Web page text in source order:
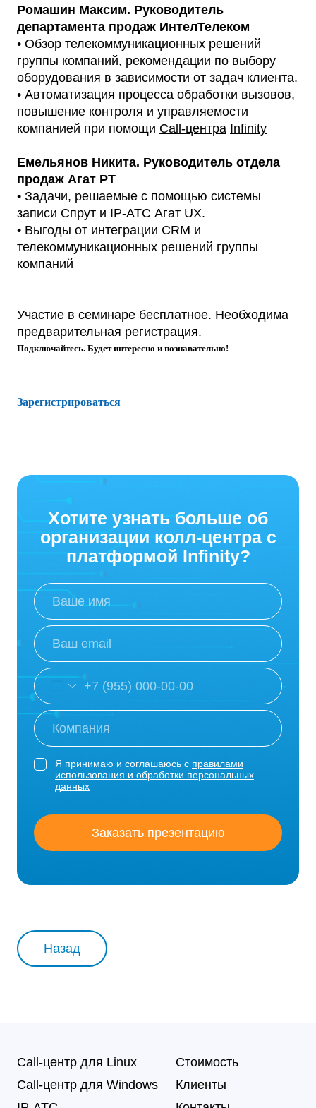
Ромашин Максим. Руководитель
департамента продаж ИнтелТелеком
• Обзор телекоммуникационных решений
группы компаний, рекомендации по выбору
оборудования в зависимости от задач клиента.
• Автоматизация процесса обработки вызовов,
повышение контроля и управляемости
компанией при помощи Call-центра Infinity
Емельянов Никита. Руководитель отдела
продаж Агат РТ
• Задачи, решаемые с помощью системы
записи Спрут и IP-АТС Агат UX.
• Выгоды от интеграции CRM и
телекоммуникационных решений группы
компаний
Участие в семинаре бесплатное. Необходима
предварительная регистрация.
Подключайтесь. Будет интересно и познавательно!
Зарегистрироваться
Хотите узнать больше об
организации колл-центра с
платформой Infinity?
Я принимаю и соглашаюсь с правилами
использования и обработки персональных
данных
Заказать презентацию
Назад
Call-центр для Linux
Call-центр для Windows
Стоимость
Клиенты